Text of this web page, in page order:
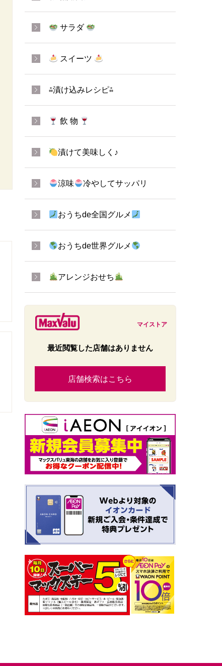
サラダ
スイーツ
⁂漬け込みレシピ⁂
飲 物
漬けて美味しく♪
涼味 冷やしてサッパリ
おうちde全国グルメ
おうちde世界グルメ
アレンジおせち
マイストア
最近閲覧した店舗はありません
店舗検索はこちら